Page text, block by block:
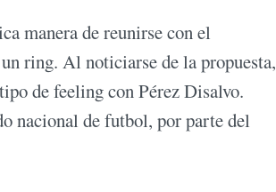
manera de reunirse con el
ring. Al noticiarse de la propuesta,
de feeling con Pérez Disalvo.
nacional de futbol, por parte del